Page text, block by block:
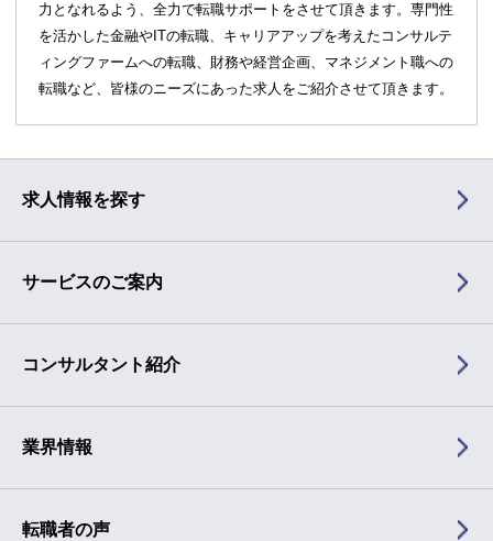
力となれるよう、全力で転職サポートをさせて頂きます。専門性
を活かした金融やITの転職、キャリアアップを考えたコンサルテ
ィングファームへの転職、財務や経営企画、マネジメント職への
転職など、皆様のニーズにあった求人をご紹介させて頂きます。
求人情報を探す
サービスのご案内
コンサルタント紹介
業界情報
転職者の声